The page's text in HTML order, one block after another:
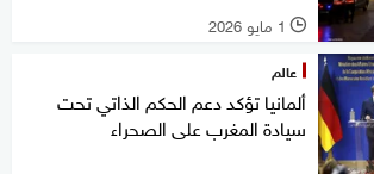
l 1 مايو 2026
عالم
ألمانيا تؤكد دعم الحكم الذاتي تحت
سيادة المغرب على الصحراء